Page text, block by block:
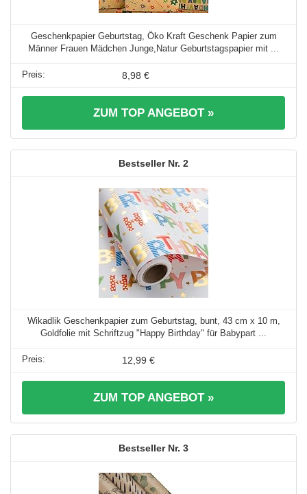
Geschenkpapier Geburtstag, Öko Kraft Geschenk Papier zum
Männer Frauen Mädchen Junge,Natur Geburtstagspapier mit ...
8,98 €
ZUM TOP ANGEBOT »
2
Wikadlik Geschenkpapier zum Geburtstag, bunt, 43 cm x 10 m,
Goldfolie mit Schriftzug "Happy Birthday" für Babypart ...
12,99 €
ZUM TOP ANGEBOT »
3